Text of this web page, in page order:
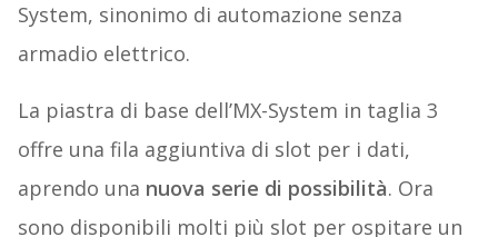
System, sinonimo di automazione senza
armadio elettrico.
La piastra di base dell’MX-System in taglia 3
offre una fila aggiuntiva di slot per i dati,
aprendo una nuova serie di possibilità. Ora
sono disponibili molti più slot per ospitare un